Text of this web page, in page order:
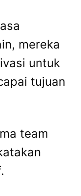
mereka
untuk
tujuan
team